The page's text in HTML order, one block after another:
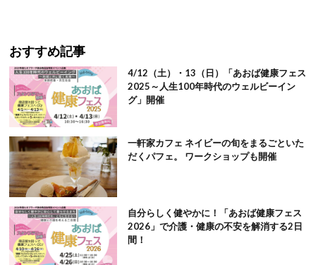
おすすめ記事
4/12（土）・13（日）「あおば健康フェス
2025～人生100年時代のウェルビーイン
グ」開催
一軒家カフェ ネイビーの旬をまるごといた
だくパフェ。 ワークショップも開催
自分らしく健やかに！「あおば健康フェス
2026」で介護・健康の不安を解消する2日
間！